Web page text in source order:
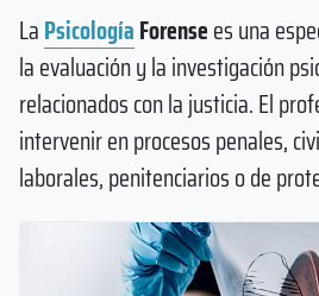
LaPsicologíaForensees una
la evaluación y la investigación
relacionados con la justicia. El
intervenir en procesos penales,
laborales, penitenciarios o de